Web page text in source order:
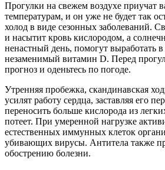
Прогулки на свежем воздухе приучат
температурам, и он уже не будет так
холод в виде сезонных заболеваний.
и насытит кровь кислородом, а
ненастный день, помогут выработать
незаменимый витамин D. Перед
прогноз и оденьтесь по погоде.
Утренняя пробежка, скандинавская
усилят работу сердца, заставляя его
переносить больше кислорода из
потеет. При умеренной нагрузке
естественных иммунных клеток
убивающих вирусы. Антитела также
обострению болезни.